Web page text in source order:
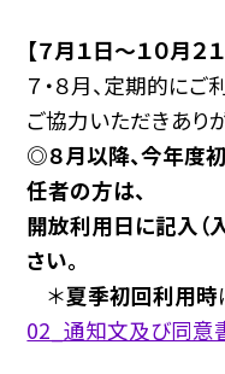
【７月１日～１０月
７・８月、定期的に
ご協力いただきあり
◎８月以降、今年度
任者の方は、
開放利用日に記入（
さい。
＊夏季初回利用時
02_通知文及び同意